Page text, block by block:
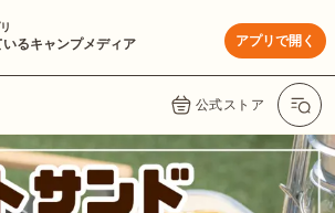
るキャンプメディア アプリで開く
公式ストア